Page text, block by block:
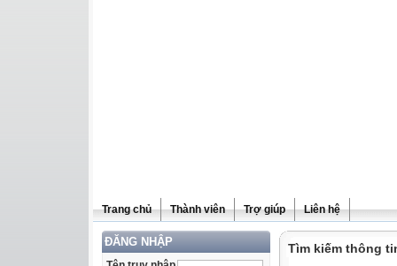
Trang chủ Thành viên Trợ giúp Liên hệ
ĐĂNG NHẬP Tìm kiếm thông